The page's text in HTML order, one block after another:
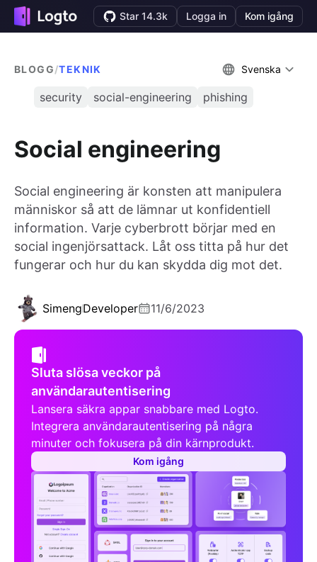
Star 14.3k Logga in Kom igång
BLOGG/TEKNIK Svenska
security social-engineering phishing
Social engineering
Social engineering är konsten att manipulera
människor så att de lämnar ut konfidentiell
information. Varje cyberbrott börjar med en
social ingenjörsattack. Låt oss titta på hur det
fungerar och hur du kan skydda dig mot det.
SimengDeveloper 11/6/2023
Sluta slösa veckor på
användarautentisering
Lansera säkra appar snabbare med Logto.
Integrera användarautentisering på några
minuter och fokusera på din kärnprodukt.
Kom igång